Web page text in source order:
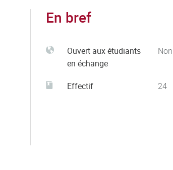
En bref
Ouvert aux étudiants
en échange
Non
Effectif 24